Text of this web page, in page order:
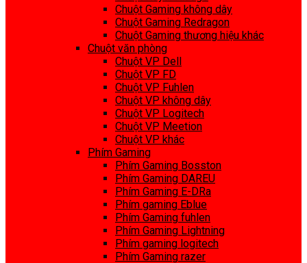
Chuột Gaming không dây
Chuột Gaming Redragon
Chuột Gaming thương hiệu khác
Chuột văn phòng
Chuột VP Dell
Chuột VP FD
Chuột VP Fuhlen
Chuột VP không dây
Chuột VP Logitech
Chuột VP Meetion
Chuột VP khác
Phím Gaming
Phím Gaming Bosston
Phím Gaming DAREU
Phím Gaming E-DRa
Phím gaming Eblue
Phím Gaming fuhlen
Phím Gaming Lightning
Phím gaming logitech
Phím Gaming razer